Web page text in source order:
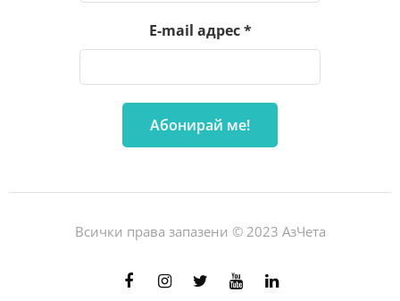
E-mail адрес*
Всички права запазени © 2023 АзЧета